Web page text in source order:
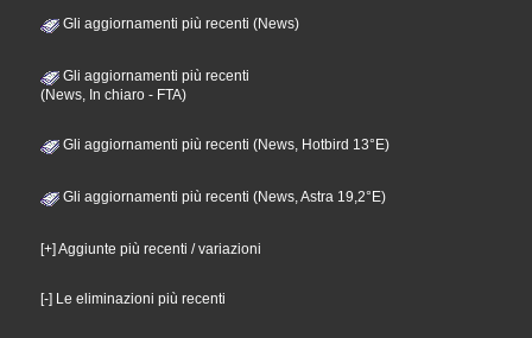
Gli aggiornamenti più recenti (News)
Gli aggiornamenti più recenti
(News, In chiaro - FTA)
Gli aggiornamenti più recenti (News, Hotbird 13°E)
Gli aggiornamenti più recenti (News, Astra 19,2°E)
[+] Aggiunte più recenti / variazioni
[-] Le eliminazioni più recenti